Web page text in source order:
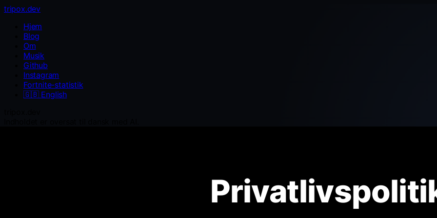
tripox.dev
Hjem
Blog
Om
Musik
Github
Instagram
Fortnite-statistik
🇬🇧 English